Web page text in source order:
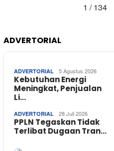
1 / 134
ADVERTORIAL
ADVERTORIAL 5 Agustus 2026
Kebutuhan Energi
Meningkat, Penjualan
Li…
ADVERTORIAL 28 Juli 2026
PPLN Tegaskan Tidak
Terlibat Dugaan Tran…